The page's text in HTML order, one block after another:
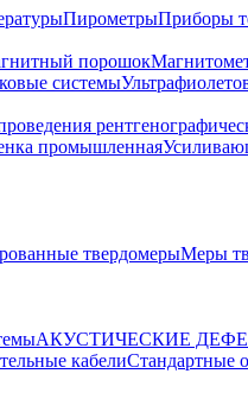
ПирометрыПриборы
порошок
системы
промышленная
твердомерыМеры
АКУСТИЧЕСКИЕ
кабелиСтандартные